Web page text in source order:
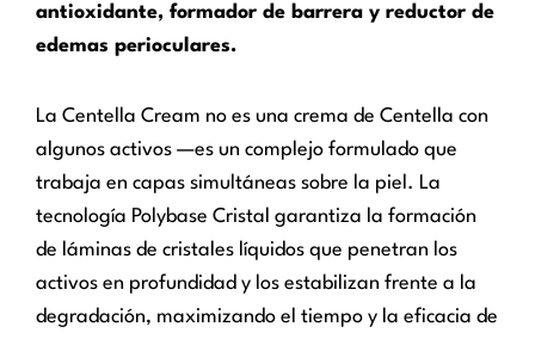
antioxidante, formador de barrera y reductor de
edemas perioculares.
La Centella Cream no es una crema de Centella con
algunos activos —es un complejo formulado que
trabaja en capas simultáneas sobre la piel. La
tecnología Polybase Cristal garantiza la formación
de láminas de cristales líquidos que penetran los
activos en profundidad y los estabilizan frente a la
degradación, maximizando el tiempo y la eficacia de